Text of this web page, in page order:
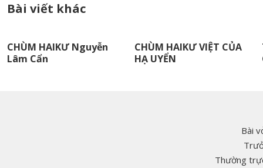
Bài viết khác
CHÙM HAIKƯ Nguyễn
Lâm Cẩn
CHÙM HAIKƯ VIỆT CỦA
HẠ UYỂN
Bài
Thường